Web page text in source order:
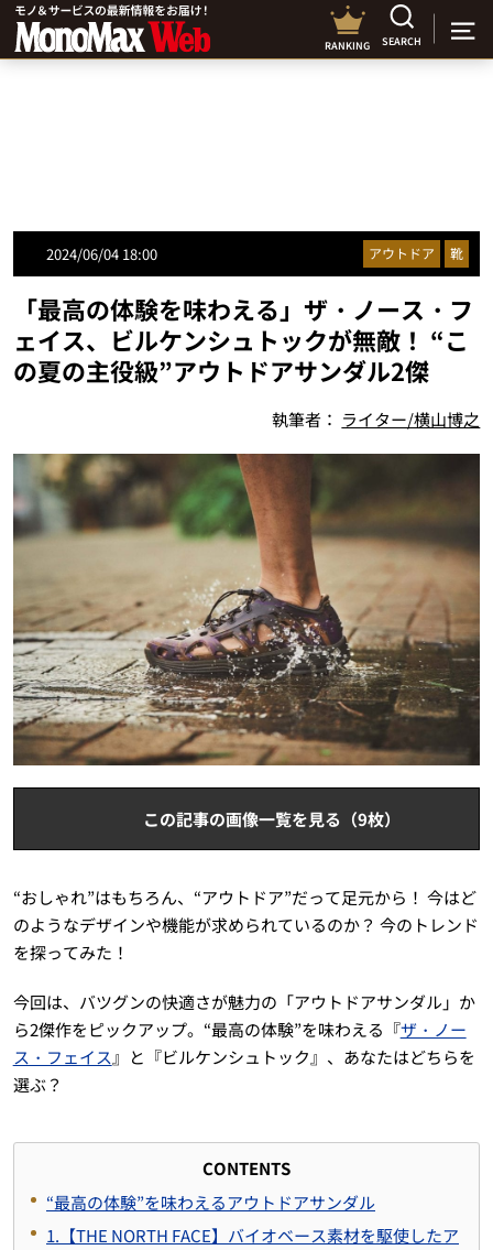
RANKING SEARCH
2024/06/04 18:00 アウトドア 靴
「最高の体験を味わえる」ザ・ノース・フ
ェイス、ビルケンシュトックが無敵！ “こ
の夏の主役級”アウトドアサンダル2傑
執筆者： ライター/横山博之
この記事の画像一覧を見る（9枚）
“おしゃれ”はもちろん、“アウトドア”だって足元から！ 今はど
のようなデザインや機能が求められているのか？ 今のトレンド
を探ってみた！
今回は、バツグンの快適さが魅力の「アウトドアサンダル」か
ら2傑作をピックアップ。“最高の体験”を味わえる『ザ・ノー
ス・フェイス』と『ビルケンシュトック』、あなたはどちらを
選ぶ？
CONTENTS
“最高の体験”を味わえるアウトドアサンダル
1.【THE NORTH FACE】バイオベース素材を駆使したア